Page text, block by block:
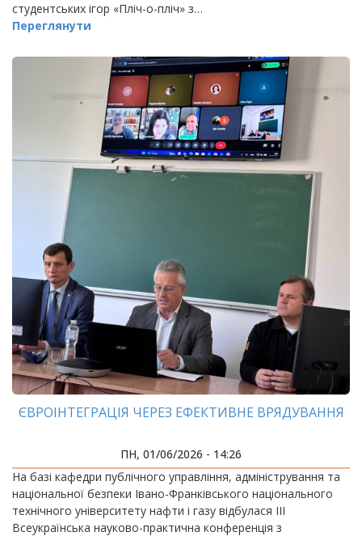
студентських ігор «Пліч-о-пліч» з…
Переглянути
ЄВРОІНТЕГРАЦІЯ ЧЕРЕЗ ЕФЕКТИВНЕ ВРЯДУВАННЯ
ПН, 01/06/2026 - 14:26
На базі кафедри публічного управління, адміністрування та
національної безпеки Івано-Франківського національного
технічного університету нафти і газу відбулася ІІІ
Всеукраїнська науково-практична конференція з